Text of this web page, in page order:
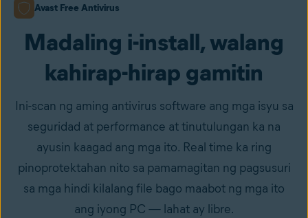
Avast Free Antivirus
Madaling i-install, walang
kahirap-hirap gamitin
Ini-scan ng aming antivirus software ang mga isyu sa
seguridad at performance at tinutulungan ka na
ayusin kaagad ang mga ito. Real time ka ring
pinoprotektahan nito sa pamamagitan ng pagsusuri
sa mga hindi kilalang file bago maabot ng mga ito
ang iyong PC — lahat ay libre.